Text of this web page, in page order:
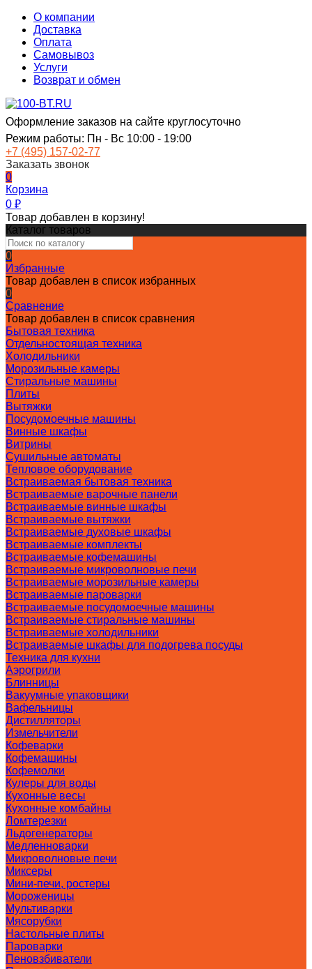
О компании
Доставка
Оплата
Самовывоз
Услуги
Возврат и обмен
Оформление заказов на сайте круглосуточно
Режим работы: Пн - Вс 10:00 - 19:00
+7 (495) 157-02-77
Заказать звонок
0
Корзина
0 ₽
Товар добавлен в корзину!
Каталог товаров
0
Избранные
Товар добавлен в список избранных
0
Сравнение
Товар добавлен в список сравнения
Бытовая техника
Отдельностоящая техника
Холодильники
Морозильные камеры
Стиральные машины
Плиты
Вытяжки
Посудомоечные машины
Винные шкафы
Витрины
Сушильные автоматы
Тепловое оборудование
Встраиваемая бытовая техника
Встраиваемые варочные панели
Встраиваемые винные шкафы
Встраиваемые вытяжки
Встраиваемые духовые шкафы
Встраиваемые комплекты
Встраиваемые кофемашины
Встраиваемые микроволновые печи
Встраиваемые морозильные камеры
Встраиваемые пароварки
Встраиваемые посудомоечные машины
Встраиваемые стиральные машины
Встраиваемые холодильники
Встраиваемые шкафы для подогрева посуды
Техника для кухни
Аэрогрили
Блинницы
Вакуумные упаковщики
Вафельницы
Дистилляторы
Измельчители
Кофеварки
Кофемашины
Кофемолки
Кулеры для воды
Кухонные весы
Кухонные комбайны
Ломтерезки
Льдогенераторы
Медленноварки
Микроволновые печи
Миксеры
Мини-печи, ростеры
Мороженицы
Мультиварки
Мясорубки
Настольные плиты
Пароварки
Пеновзбиватели